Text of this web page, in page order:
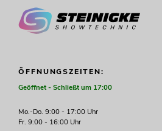
EUROLITE LED KLS Laser Bar FX-
Lichtset ws
ÖFFNUNGSZEITEN:
Geöffnet - Schließt um 17:00
Mo.-Do. 9:00 - 17:00 Uhr
Fr. 9:00 - 16:00 Uhr